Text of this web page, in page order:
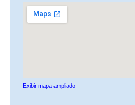
Exibir mapa ampliado